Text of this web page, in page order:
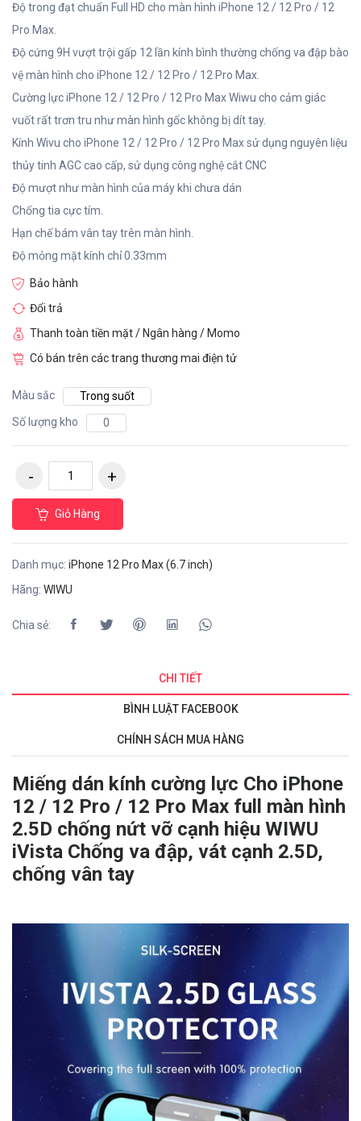
Độ trong đạt chuẩn Full HD cho màn hình iPhone 12 / 12 Pro / 12
Pro Max.
Độ cứng 9H vượt trội gấp 12 lần kính bình thường chống va đập bào
vệ màn hình cho iPhone 12 / 12 Pro / 12 Pro Max.
Cường lực iPhone 12 / 12 Pro / 12 Pro Max Wiwu cho cảm giác
vuốt rất trơn tru như màn hình gốc không bị dít tay.
Kính Wivu cho iPhone 12 / 12 Pro / 12 Pro Max sử dụng nguyên liệu
thủy tinh AGC cao cấp, sử dụng công nghệ cắt CNC
Độ mượt như màn hình của máy khi chưa dán
Chống tia cực tím.
Hạn chế bám vân tay trên màn hình.
Độ mỏng mặt kính chỉ 0.33mm
Bảo hành
Đổi trả
Thanh toàn tiền mặt / Ngân hàng / Momo
Có bán trên các trang thương mai điện tử
Màu sắc
Trong suốt
Số lượng kho
0
Giỏ Hàng
Danh mục: iPhone 12 Pro Max (6.7 inch)
Hãng: WIWU
Chia sẻ:
CHI TIẾT
BÌNH LUẬT FACEBOOK
CHÍNH SÁCH MUA HÀNG
Miếng dán kính cường lực Cho iPhone
12 / 12 Pro / 12 Pro Max full màn hình
2.5D chống nứt vỡ cạnh hiệu WIWU
iVista Chống va đập, vát cạnh 2.5D,
chống vân tay